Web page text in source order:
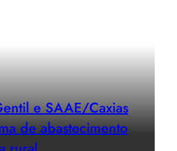
e SAAE/Caxias
de abastecimento